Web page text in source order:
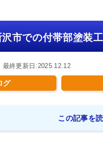
沢市での付帯部塗装
終更新日:2025.12.12
グ
この記事を